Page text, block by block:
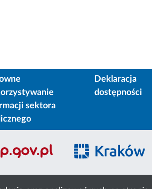
sektora
Deklaracja
dostępności